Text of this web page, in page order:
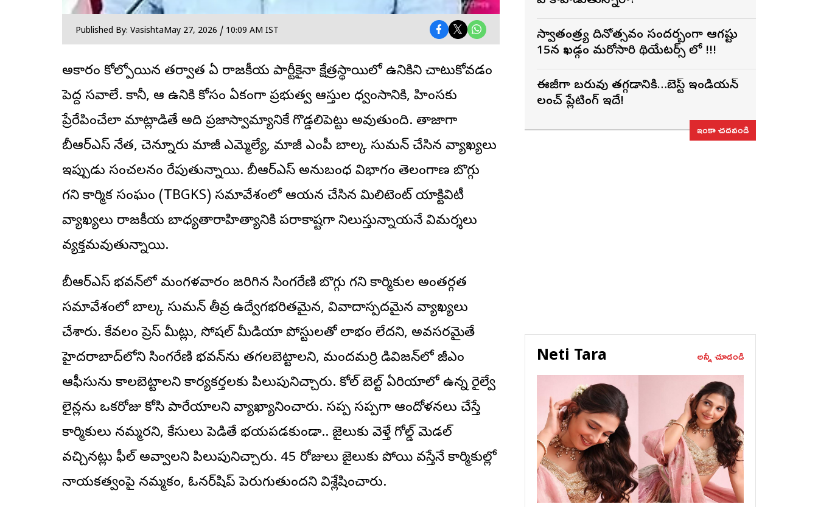
Published By: VasishtaMay 27, 2026 / 10:09 AM IST
అధికారం కోల్పోయిన తర్వాత ఏ రాజకీయ పార్టీకైనా క్షేత్రస్థాయిలో ఉనికిని చాటుకోవడం
పెద్ద సవాలే. కానీ, ఆ ఉనికి కోసం ఏకంగా ప్రభుత్వ ఆస్తుల ధ్వంసానికి, హింసకు
ప్రేరేపించేలా మాట్లాడితే అది ప్రజాస్వామ్యానికే గొడ్డలిపెట్టు అవుతుంది. తాజాగా
బీఆర్ఎస్ నేత, చెన్నూరు మాజీ ఎమ్మెల్యే, మాజీ ఎంపీ బాల్క సుమన్ చేసిన వ్యాఖ్యలు
ఇప్పుడు సంచలనం రేపుతున్నాయి. బీఆర్ఎస్ అనుబంధ విభాగం తెలంగాణ బొగ్గు
గని కార్మిక సంఘం (TBGKS) సమావేశంలో ఆయన చేసిన మిలిటెంట్ యాక్టివిటీ
వ్యాఖ్యలు రాజకీయ బాధ్యతారాహిత్యానికి పరాకాష్టగా నిలుస్తున్నాయనే విమర్శలు
వ్యక్తమవుతున్నాయి.
బీఆర్ఎస్ భవన్‌లో మంగళవారం జరిగిన సింగరేణి బొగ్గు గని కార్మికుల అంతర్గత
సమావేశంలో బాల్క సుమన్ తీవ్ర ఉద్వేగభరితమైన, వివాదాస్పదమైన వ్యాఖ్యలు
చేశారు. కేవలం ప్రెస్ మీట్లు, సోషల్ మీడియా పోస్టులతో లాభం లేదని, అవసరమైతే
హైదరాబాద్‌లోని సింగరేణి భవన్‌ను తగలబెట్టాలని, మందమర్రి డివిజన్‌లో జీఎం
ఆఫీసును కాలబెట్టాలని కార్యకర్తలకు పిలుపునిచ్చారు. కోల్ బెల్ట్ ఏరియాలో ఉన్న రైల్వే
లైన్లను ఒకరోజు కోసి పారేయాలని వ్యాఖ్యానించారు. సప్ప సప్పగా ఆందోళనలు చేస్తే
కార్మికులు నమ్మరని, కేసులు పెడితే భయపడకుండా.. జైలుకు వెళ్తే గోల్డ్ మెడల్
వచ్చినట్లు ఫీల్ అవ్వాలని పిలుపునిచ్చారు. 45 రోజులు జైలుకు పోయి వస్తేనే కార్మికుల్లో
నాయకత్వంపై నమ్మకం, ఓనర్‌షిప్ పెరుగుతుందని విశ్లేషించారు.
స్వాతంత్ర్య దినోత్సవం సందర్బంగా ఆగష్టు
15న ఖడ్గం మరోసారి థియేటర్స్ లో !!!
ఈజీగా బరువు తగ్గడానికి…బెస్ట్ ఇండియన్
లంచ్ ప్లేటింగ్ ఇదే!
ఇంకా చదవండి
Neti Tara అన్నీ చూడండి